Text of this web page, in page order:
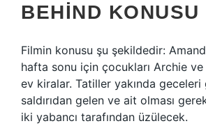
BEHIND KONUSU
Filmin konusu şu şekildedir:
hafta sonu için çocukları Archie
ev kiralar. Tatiller yakında
saldırıdan gelen ve ait olması
iki yabancı tarafından üzülecek.